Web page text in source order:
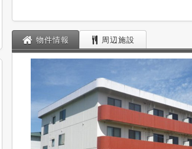
物件情報 周辺施設